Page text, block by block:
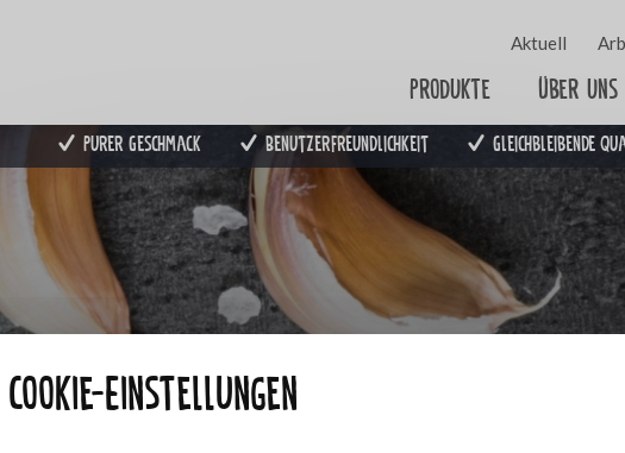
Cookie-Einstellungen
Aktuell
Produkte Über uns
Purer Geschmack Benutzerfreundlichkeit Gleichbleibende